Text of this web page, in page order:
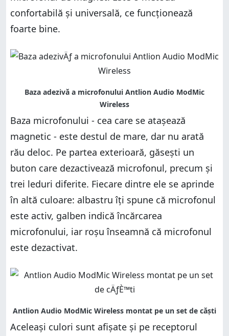
confortabilă și universală, ce funcționează
foarte bine.
Baza microfonului - cea care se atașează
magnetic - este destul de mare, dar nu arată
rău deloc. Pe partea exterioară, găsești un
buton care dezactivează microfonul, precum și
trei leduri diferite. Fiecare dintre ele se aprinde
în altă culoare: albastru îți spune că microfonul
este activ, galben indică încărcarea
microfonului, iar roșu înseamnă că microfonul
este dezactivat.
Aceleași culori sunt afișate și pe receptorul